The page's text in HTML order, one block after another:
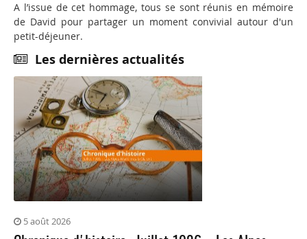
A l’issue de cet hommage, tous se sont réunis en mémoire
de David pour partager un moment convivial autour d'un
petit-déjeuner.
Les dernières actualités
5 août 2026